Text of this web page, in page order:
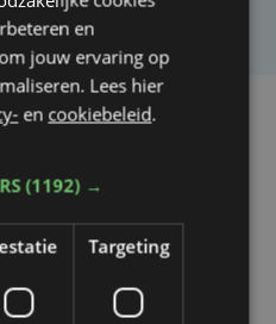
vr 24 april | 16:00
inwoners mee te denken
en
jouw ervaring op
Lees hier
en cookiebeleid.
(1192) →
Targeting